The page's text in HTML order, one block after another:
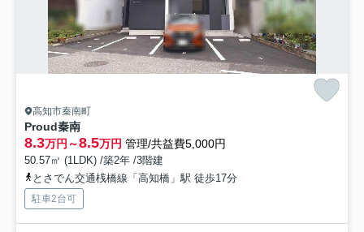
高知市秦南町
Proud秦南
8.3万円～8.5万円 管理/共益費5,000円
50.57㎡ (1LDK) /築2年 /3階建
とさでん交通桟橋線「高知橋」駅 徒歩17分
駐車2台可